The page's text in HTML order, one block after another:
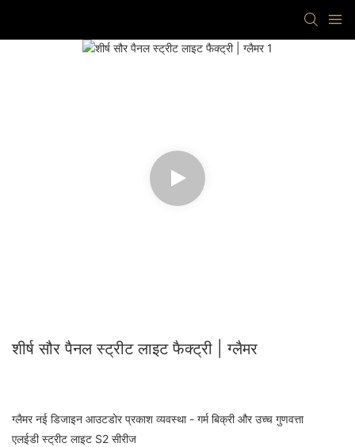
शीर्ष सौर पैनल स्ट्रीट लाइट फैक्ट्री | ग्लैमर
ग्लैमर नई डिजाइन आउटडोर प्रकाश व्यवस्था - गर्म बिक्री और उच्च गुणवत्ता
एलईडी स्ट्रीट लाइट S2 सीरीज